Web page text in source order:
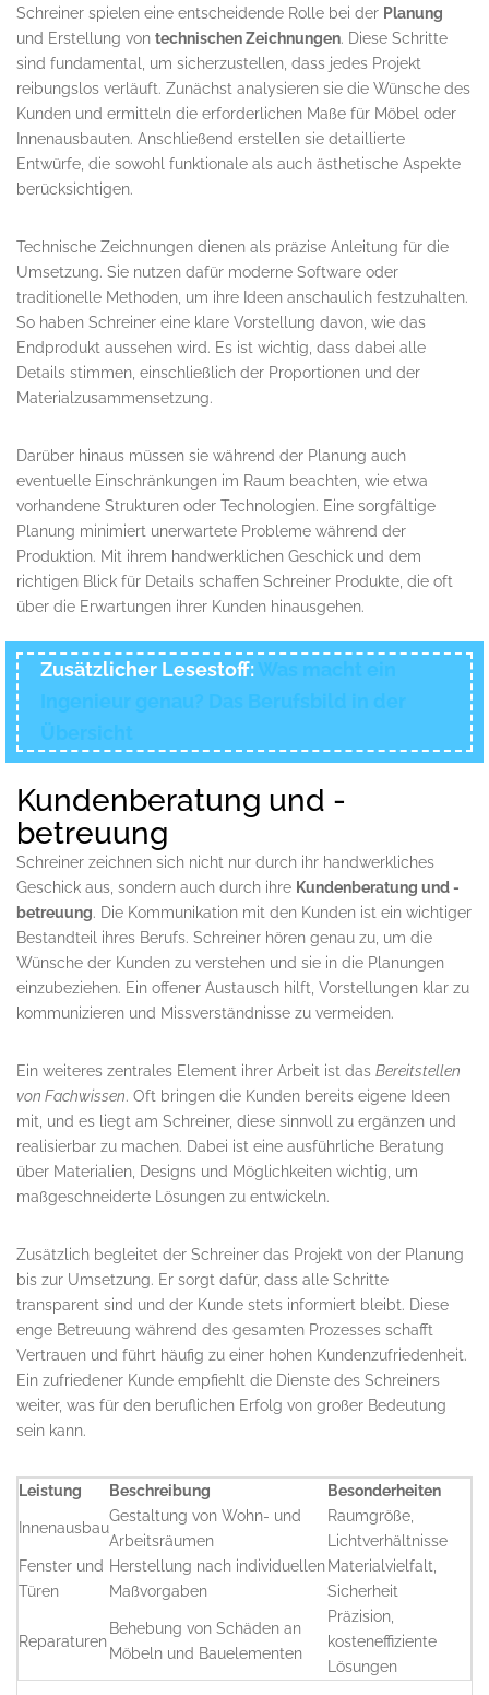
Schreiner spielen eine entscheidende Rolle bei der Planung
und Erstellung von technischen Zeichnungen. Diese Schritte
sind fundamental, um sicherzustellen, dass jedes Projekt
reibungslos verläuft. Zunächst analysieren sie die Wünsche des
Kunden und ermitteln die erforderlichen Maße für Möbel oder
Innenausbauten. Anschließend erstellen sie detaillierte
Entwürfe, die sowohl funktionale als auch ästhetische Aspekte
berücksichtigen.
Technische Zeichnungen dienen als präzise Anleitung für die
Umsetzung. Sie nutzen dafür moderne Software oder
traditionelle Methoden, um ihre Ideen anschaulich festzuhalten.
So haben Schreiner eine klare Vorstellung davon, wie das
Endprodukt aussehen wird. Es ist wichtig, dass dabei alle
Details stimmen, einschließlich der Proportionen und der
Materialzusammensetzung.
Darüber hinaus müssen sie während der Planung auch
eventuelle Einschränkungen im Raum beachten, wie etwa
vorhandene Strukturen oder Technologien. Eine sorgfältige
Planung minimiert unerwartete Probleme während der
Produktion. Mit ihrem handwerklichen Geschick und dem
richtigen Blick für Details schaffen Schreiner Produkte, die oft
über die Erwartungen ihrer Kunden hinausgehen.
Zusätzlicher Lesestoff: Was macht ein
Ingenieur genau? Das Berufsbild in der
Übersicht
Kundenberatung und -
betreuung
Schreiner zeichnen sich nicht nur durch ihr handwerkliches
Geschick aus, sondern auch durch ihre Kundenberatung und -
betreuung. Die Kommunikation mit den Kunden ist ein wichtiger
Bestandteil ihres Berufs. Schreiner hören genau zu, um die
Wünsche der Kunden zu verstehen und sie in die Planungen
einzubeziehen. Ein offener Austausch hilft, Vorstellungen klar zu
kommunizieren und Missverständnisse zu vermeiden.
Ein weiteres zentrales Element ihrer Arbeit ist das Bereitstellen
von Fachwissen. Oft bringen die Kunden bereits eigene Ideen
mit, und es liegt am Schreiner, diese sinnvoll zu ergänzen und
realisierbar zu machen. Dabei ist eine ausführliche Beratung
über Materialien, Designs und Möglichkeiten wichtig, um
maßgeschneiderte Lösungen zu entwickeln.
Zusätzlich begleitet der Schreiner das Projekt von der Planung
bis zur Umsetzung. Er sorgt dafür, dass alle Schritte
transparent sind und der Kunde stets informiert bleibt. Diese
enge Betreuung während des gesamten Prozesses schafft
Vertrauen und führt häufig zu einer hohen Kundenzufriedenheit.
Ein zufriedener Kunde empfiehlt die Dienste des Schreiners
weiter, was für den beruflichen Erfolg von großer Bedeutung
sein kann.
Leistung Beschreibung Besonderheiten
Innenausbau
Gestaltung von Wohn- und
Arbeitsräumen
Raumgröße,
Lichtverhältnisse
Fenster und
Türen
Herstellung nach individuellen
Maßvorgaben
Materialvielfalt,
Sicherheit
Reparaturen
Behebung von Schäden an
Möbeln und Bauelementen
Präzision,
kosteneffiziente
Lösungen